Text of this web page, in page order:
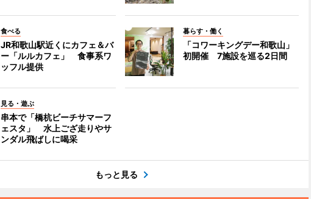
食べる
JR和歌山駅近くにカフェ＆バ
ー「ルルカフェ」 食事系ワ
ッフル提供
暮らす・働く
「コワーキングデー和歌山」
初開催 7施設を巡る2日間
見る・遊ぶ
串本で「橋杭ビーチサマーフ
ェスタ」 水上ござ走りやサ
ンダル飛ばしに喝采
もっと見る